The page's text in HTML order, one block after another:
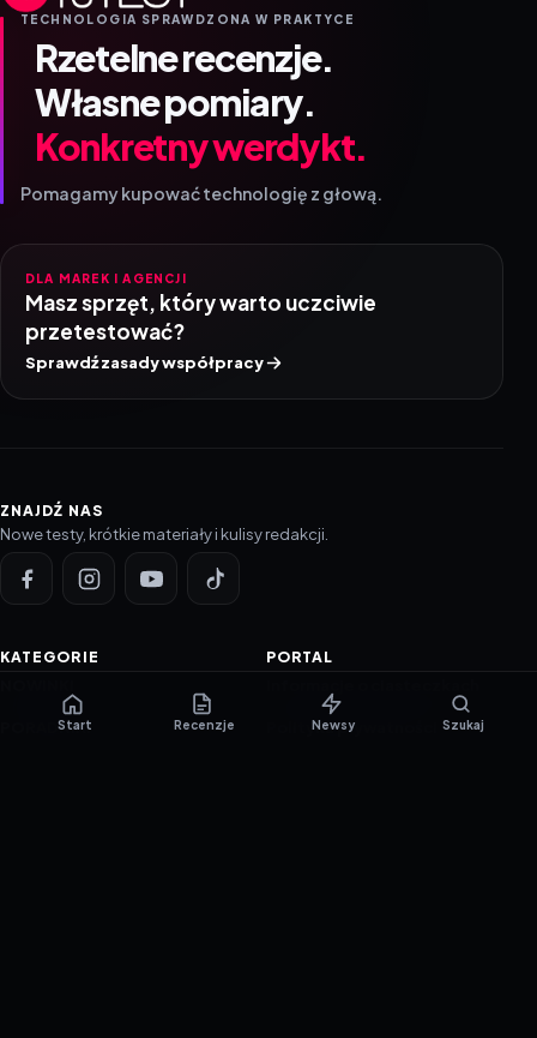
TECHNOLOGIA SPRAWDZONA W PRAKTYCE
Rzetelne recenzje.
Własne pomiary.
Konkretny werdykt.
Pomagamy kupować technologię z głową.
DLA MAREK I AGENCJI
Masz sprzęt, który warto uczciwie
przetestować?
Sprawdź zasady współpracy
ZNAJDŹ NAS
Nowe testy, krótkie materiały i kulisy redakcji.
KATEGORIE
PORADNIKI
PORTAL
Polityka prywatności
Start Recenzje Newsy Szukaj